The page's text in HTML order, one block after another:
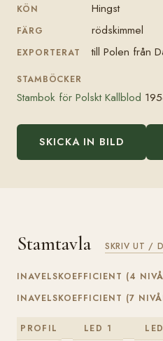
KÖN Hingst
FÄRG rödskimmel
EXPORTERAT till Polen från
STAMBÖCKER
Stambok för Polskt Kallblod
SKICKA IN BILD
Stamtavla SKRIV UT /
INAVELSKOEFFICIENT (4
INAVELSKOEFFICIENT (7
PROFIL LED 1